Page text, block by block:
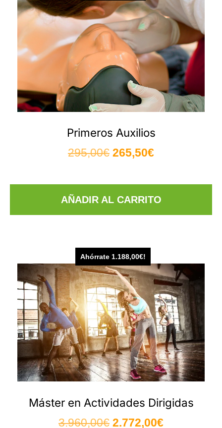
Primeros Auxilios
295,00€ 265,50€
AÑADIR AL CARRITO
Ahórrate 1.188,00€!
Máster en Actividades Dirigidas
3.960,00€ 2.772,00€